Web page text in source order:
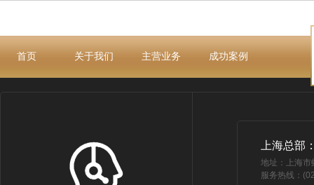
首页 关于我们 主营业务 成功案例
上海总部
地址：上海
服务热线：